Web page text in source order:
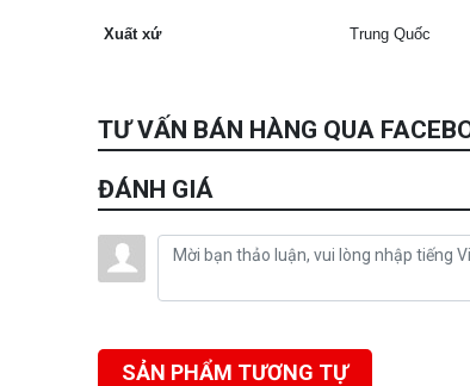
Xuất xứ Trung Quốc
TƯ VẤN BÁN HÀNG QUA
ĐÁNH GIÁ
SẢN PHẨM TƯƠNG TỰ